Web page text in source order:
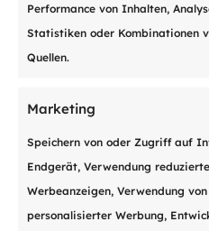
Performance von Inhalten,
Statistiken oder Kombinationen
Quellen.
Marketing
Speichern von oder Zugriff auf
Endgerät, Verwendung
Werbeanzeigen, Verwendung
personalisierter Werbung,
Alternative: